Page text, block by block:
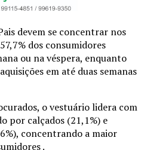
devem se concentrar nos
dos consumidores
ou na véspera, enquanto
em até duas semanas
o vestuário lidera com
por calçados (21,1%) e
concentrando a maior
.